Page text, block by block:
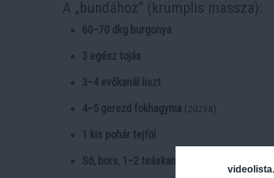
A „bundához” (krumplis massza):
60–70 dkg burgonya
3 egész tojás
3–4 evőkanál liszt
4–5 gerezd fokhagyma (zúzva)
1 kis pohár tejföl
Só, bors, 1–2 teáskanál majoránna